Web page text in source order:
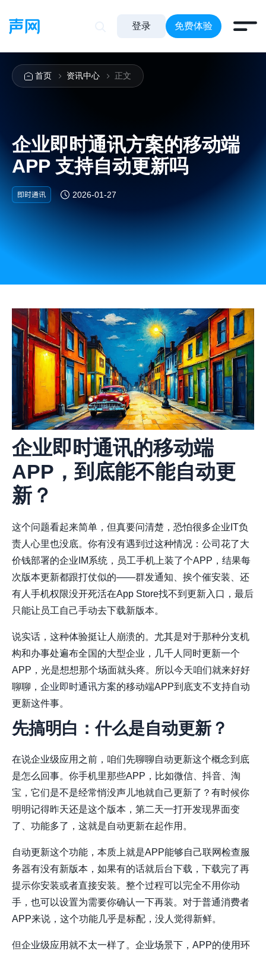
登录 免费体验
首页 资讯中心 正文
企业即时通讯方案的移动端
APP 支持自动更新吗
即时通讯 2026-01-27
企业即时通讯的移动端
APP，到底能不能自动更
新？
这个问题看起来简单，但真要问清楚，恐怕很多企业IT负
责人心里也没底。你有没有遇到过这种情况：公司花了大
价钱部署的企业IM系统，员工手机上装了个APP，结果每
次版本更新都跟打仗似的——群发通知、挨个催安装、还
有人手机权限没开死活在App Store找不到更新入口，最后
只能让员工自己手动去下载新版本。
说实话，这种体验挺让人崩溃的。尤其是对于那种分支机
构和办事处遍布全国的大型企业，几千人同时更新一个
APP，光是想想那个场面就头疼。所以今天咱们就来好好
聊聊， 企业即时通讯方案的移动端APP到底支不支持自动
更新这件事。
先搞明白：什么是自动更新？
在说企业级应用之前，咱们先聊聊自动更新这个概念到底
是怎么回事。你手机里那些APP，比如微信、抖音、淘
宝，它们是不是经常悄没声儿地就自己更新了？有时候你
明明记得昨天还是这个版本，第二天一打开发现界面变
了、功能多了，这就是自动更新在起作用。
自动更新这个功能，本质上就是APP能够自己联网检查服
务器有没有新版本，如果有的话就后台下载，下载完了再
提示你安装或者直接安装。整个过程可以完全不用你动
手，也可以设置为需要你确认一下再装。对于普通消费者
APP来说，这个功能几乎是标配，没人觉得新鲜。
但企业级应用就不太一样了。企业场景下，APP的使用环